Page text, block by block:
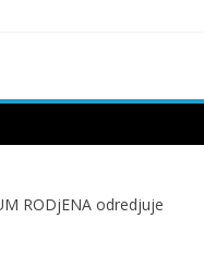
RODjENA odredjuje